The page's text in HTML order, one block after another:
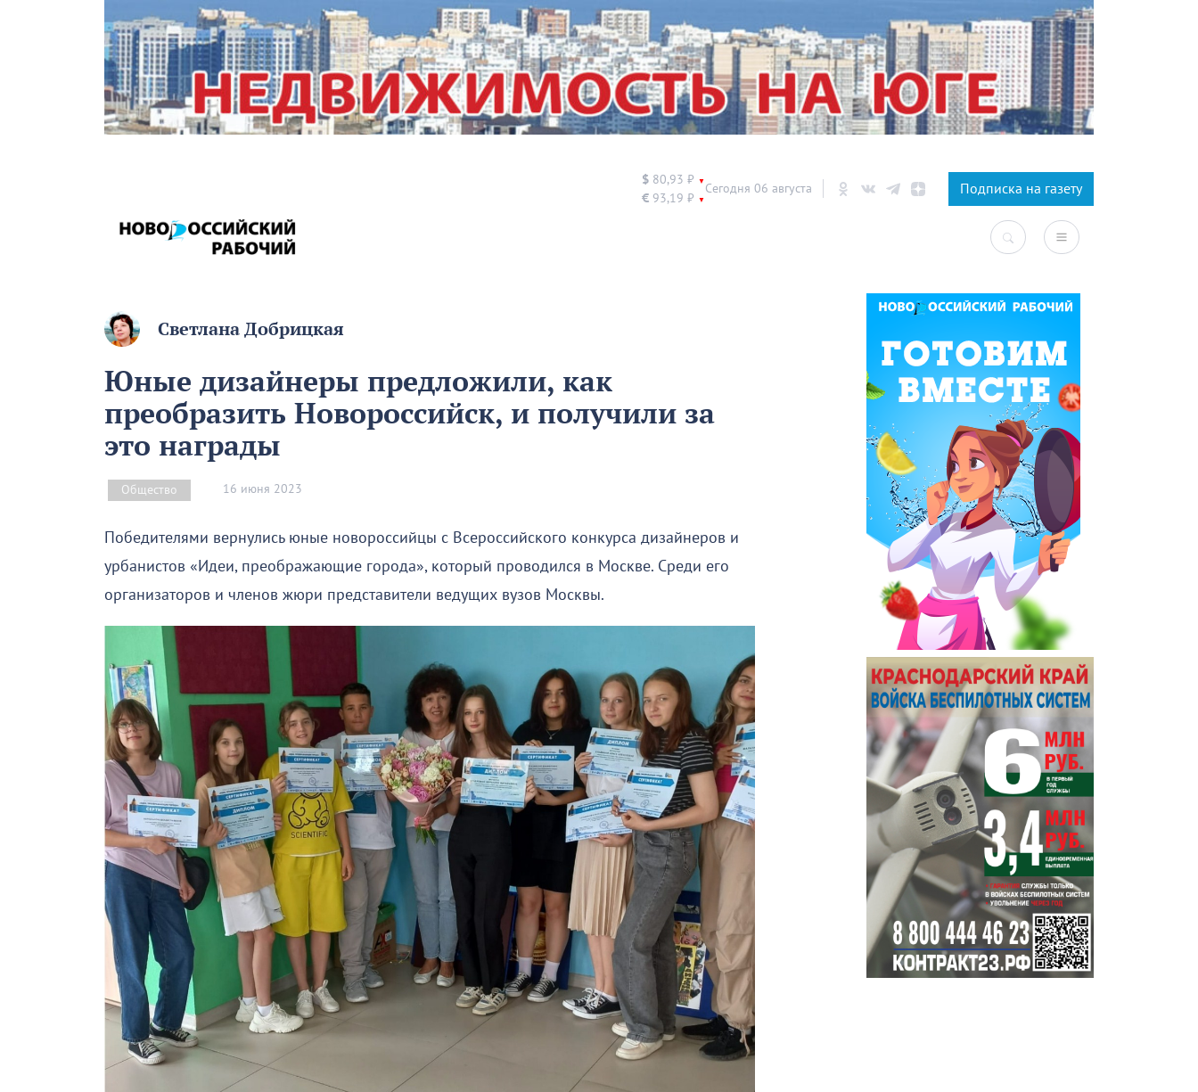
$ 80,93 ₽ ▼
€ 93,19 ₽ ▼
Сегодня 06 августа Подписка на газету
Светлана Добрицкая
Юные дизайнеры предложили, как
преобразить Новороссийск, и получили за
это награды
Общество 16 июня 2023
Победителями вернулись юные новороссийцы с Всероссийского конкурса дизайнеров и
урбанистов «Идеи, преображающие города», который проводился в Москве. Среди его
организаторов и членов жюри представители ведущих вузов Москвы.